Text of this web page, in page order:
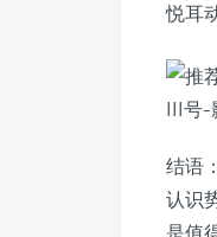
悦耳
结语
认识
是值